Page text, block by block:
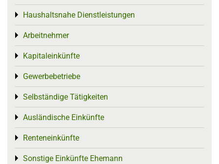
Haushaltsnahe Dienstleistungen
Toggle menu
Arbeitnehmer
Toggle menu
Kapitaleinkünfte
Toggle menu
Gewerbebetriebe
Toggle menu
Selbständige Tätigkeiten
Toggle menu
Ausländische Einkünfte
Toggle menu
Renteneinkünfte
Toggle menu
Sonstige Einkünfte Ehemann
Toggle menu